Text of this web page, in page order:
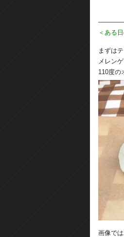
＜ある
まずは
メレン
110度の
画像で